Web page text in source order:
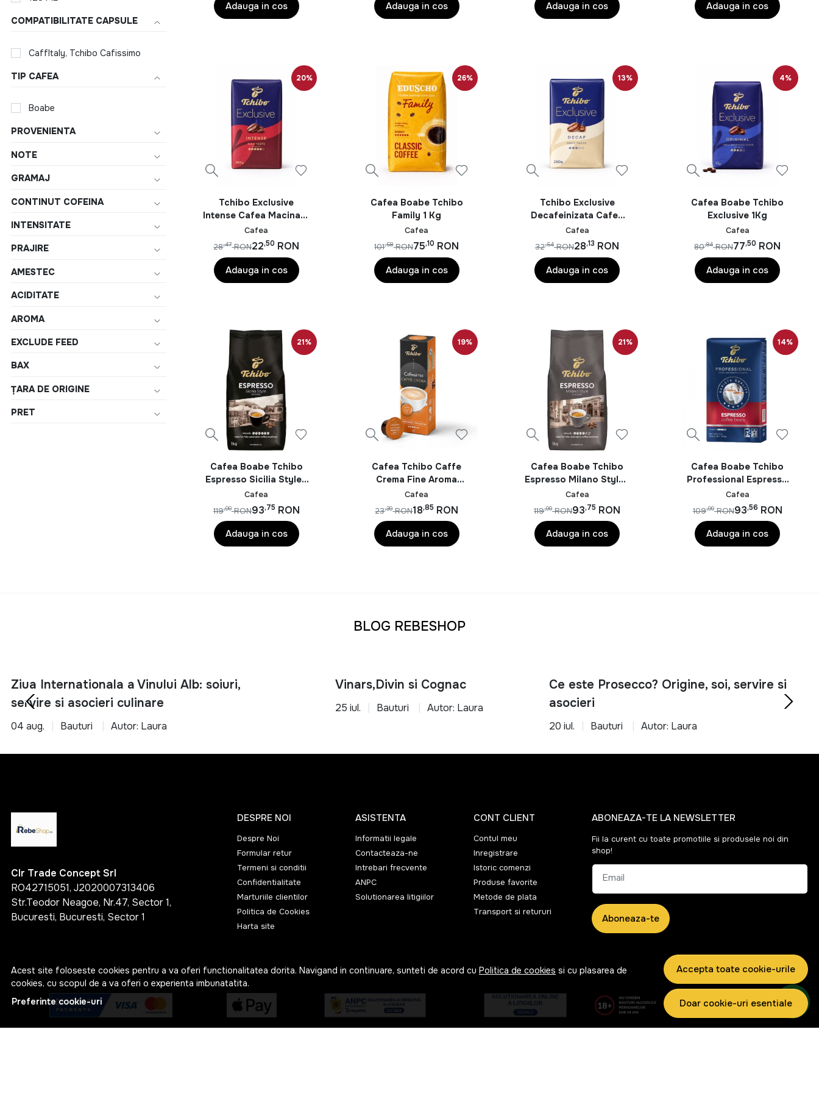
Tchibo
COMPATIBILITATE CAPSULE
CaffItaly, Tchibo Cafissimo
TIP CAFEA
Boabe
PROVENIENTA
NOTE
GRAMAJ
CONTINUT COFEINA
INTENSITATE
PRAJIRE
AMESTEC
ACIDITATE
AROMA
EXCLUDE FEED
BAX
ȚARA DE ORIGINE
PRET
ce ai nevoie pentru a-ți face ziua mai bună. Nu mai sta pe gânduri, savurează o ceașcă de cafea excelentă și bucură-te de aromă și gustul
ei minunat!
Adauga in cos Adauga in cos Adauga in cos Adauga in cos
20%
Tchibo Exclusive
Intense Cafea Macinata
250g
Cafea
22,50 RON
28,47 RON
Adauga in cos
26%
Cafea Boabe Tchibo
Family 1 Kg
Cafea
75,10 RON
101,58 RON
Adauga in cos
13%
Tchibo Exclusive
Decafeinizata Cafea
Macinata 250g
Cafea
28,13 RON
32,54 RON
Adauga in cos
4%
Cafea Boabe Tchibo
Exclusive 1Kg
Cafea
77,50 RON
80,84 RON
Adauga in cos
21%
Cafea Boabe Tchibo
Espresso Sicilia Style 1
Kg
Cafea
93,75 RON
119,99 RON
Adauga in cos
19%
Cafea Tchibo Caffe
Crema Fine Aroma
Cafea Capsule
Cafea
18,85 RON
23,39 RON
Adauga in cos
21%
Cafea Boabe Tchibo
Espresso Milano Style 1
Kg
Cafea
93,75 RON
119,99 RON
Adauga in cos
14%
Cafea Boabe Tchibo
Professional Espresso
1Kg
Cafea
93,56 RON
109,99 RON
Adauga in cos
Acest site foloseste cookies pentru a va oferi functionalitatea dorita. Navigand in continuare, sunteti de acord cu Politica de cookies si cu plasarea de
cookies, cu scopul de a va oferi o experienta imbunatatita.
Preferinte cookie-uri
Accepta toate cookie-urile
Doar cookie-uri esentiale
BLOG REBESHOP
Ziua Internationala a Vinului Alb: soiuri,
servire si asocieri culinare
04 aug. Bauturi Autor: Laura
Vinars,Divin si Cognac
25 iul. Bauturi Autor: Laura
Ce este Prosecco? Origine, soi, servire si
asocieri
20 iul. Bauturi Autor: Laura
Clr Trade Concept Srl
RO42715051, J2020007313406
Str.Teodor Neagoe, Nr.47, Sector 1,
Bucuresti, Bucuresti, Sector 1
DESPRE NOI
Despre Noi
Formular retur
Termeni si conditii
Confidentialitate
Marturiile clientilor
Politica de Cookies
Harta site
ASISTENTA
Informatii legale
Contacteaza-ne
Intrebari frecvente
ANPC
Solutionarea litigiilor
CONT CLIENT
Contul meu
Inregistrare
Istoric comenzi
Produse favorite
Metode de plata
Transport si retururi
ABONEAZA-TE LA NEWSLETTER
Fii la curent cu toate promotiile si produsele noi din
shop!
Email
Aboneaza-te